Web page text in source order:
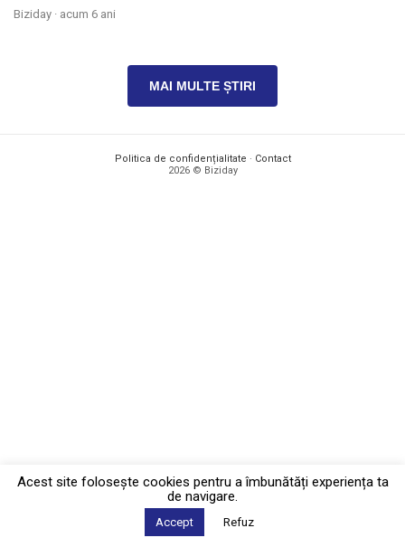
Biziday · acum 6 ani
MAI MULTE ȘTIRI
Politica de confidențialitate · Contact
2026 © Biziday
Acest site foloseşte cookies pentru a îmbunătăți experiența ta
de navigare.
Accept Refuz